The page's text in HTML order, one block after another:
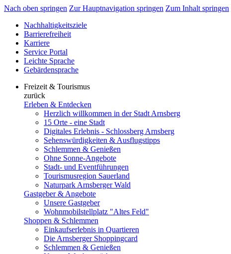
Nach oben springen Zur Hauptnavigation springen Zum Inhalt springen
Nachhaltigkeitsziele
Barrierefreiheit
Karriere
Service Portal
Leichte Sprache
Gebärdensprache
Freizeit & Tourismus
zurück
Erleben & Entdecken
Herzlich willkommen in der Stadt Arnsberg
15 Orte - eine Stadt
Digitales Erlebnis - Schlossberg Arnsberg
Sehenswürdigkeiten & Ausflugstipps
Schlemmen & Genießen
Ohne Sonne-Angebote
Stadt- und Eventführungen
Tourismusregion Sauerland
Naturpark Arnsberger Wald
Gastgeber & Angebote
Unsere Gastgeber
Wohnmobilstellplatz "Altes Feld"
Shoppen & Schlemmen
Einkaufserlebnis in Quartieren
Die Arnsberger Shoppingcard
Schlemmen & Genießen